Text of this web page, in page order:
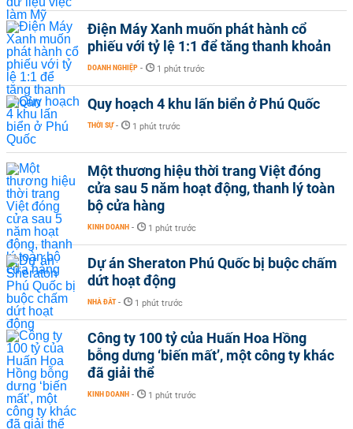
Điện Máy Xanh muốn phát hành cổ
phiếu với tỷ lệ 1:1 để tăng thanh khoản
DOANH NGHIỆP - 1 phút trước
Quy hoạch 4 khu lấn biển ở Phú Quốc
THỜI SỰ - 1 phút trước
Một thương hiệu thời trang Việt đóng
cửa sau 5 năm hoạt động, thanh lý toàn
bộ cửa hàng
KINH DOANH - 1 phút trước
Dự án Sheraton Phú Quốc bị buộc chấm
dứt hoạt động
NHÀ ĐẤT - 1 phút trước
Công ty 100 tỷ của Huấn Hoa Hồng
bỗng dưng ‘biến mất’, một công ty khác
đã giải thể
KINH DOANH - 1 phút trước